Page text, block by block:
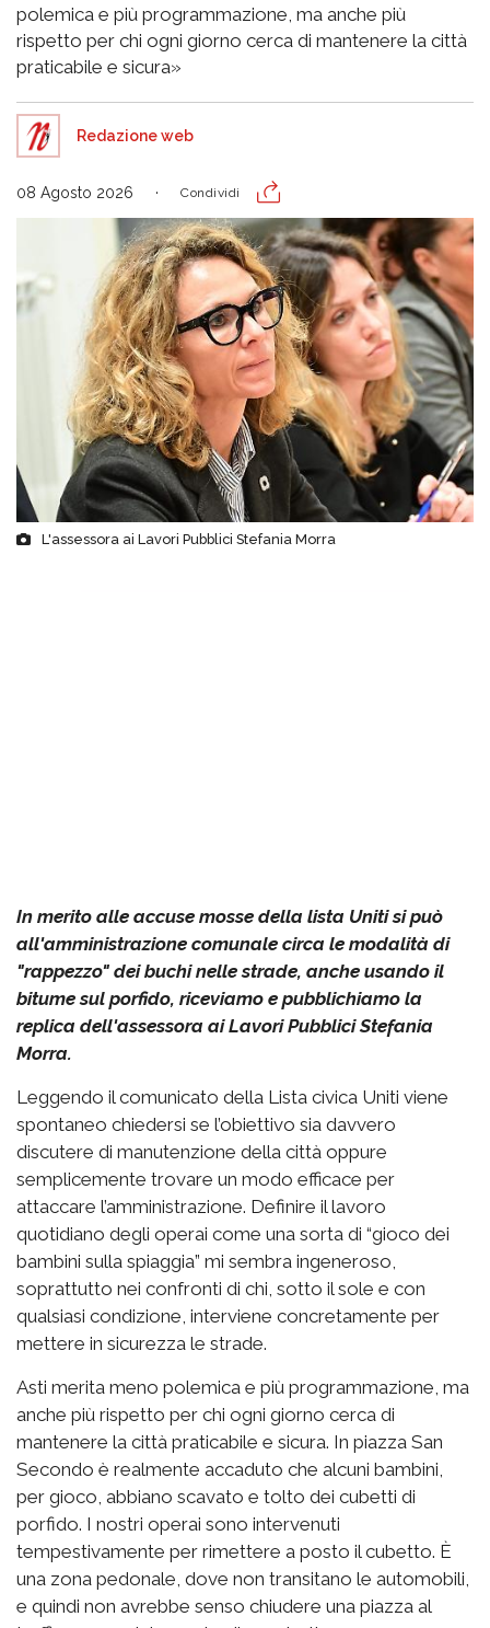
polemica e più programmazione, ma anche più
rispetto per chi ogni giorno cerca di mantenere la città
praticabile e sicura»
Redazione web
08 Agosto 2026 Condividi
L'assessora ai Lavori Pubblici Stefania Morra
In merito alle accuse mosse della lista Uniti si può
all'amministrazione comunale circa le modalità di
"rappezzo" dei buchi nelle strade, anche usando il
bitume sul porfido, riceviamo e pubblichiamo la
replica dell'assessora ai Lavori Pubblici Stefania
Morra.
Leggendo il comunicato della Lista civica Uniti viene
spontaneo chiedersi se l’obiettivo sia davvero
discutere di manutenzione della città oppure
semplicemente trovare un modo efficace per
attaccare l’amministrazione. Definire il lavoro
quotidiano degli operai come una sorta di “gioco dei
bambini sulla spiaggia” mi sembra ingeneroso,
soprattutto nei confronti di chi, sotto il sole e con
qualsiasi condizione, interviene concretamente per
mettere in sicurezza le strade.
Asti merita meno polemica e più programmazione, ma
anche più rispetto per chi ogni giorno cerca di
mantenere la città praticabile e sicura. In piazza San
Secondo è realmente accaduto che alcuni bambini,
per gioco, abbiano scavato e tolto dei cubetti di
porfido. I nostri operai sono intervenuti
tempestivamente per rimettere a posto il cubetto. È
una zona pedonale, dove non transitano le automobili,
e quindi non avrebbe senso chiudere una piazza al